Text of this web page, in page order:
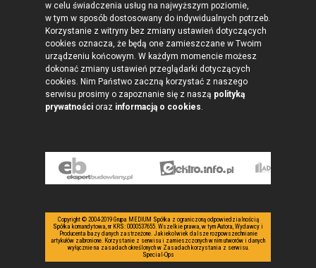
w celu świadczenia usług na najwyższym poziomie,
w tym w sposób dostosowany do indywidualnych potrzeb.
Korzystanie z witryny bez zmiany ustawień dotyczących
cookies oznacza, że będą one zamieszczane w Twoim
urządzeniu końcowym. W każdym momencie możesz
dokonać zmiany ustawień przeglądarki dotyczących
cookies. Nim Państwo zaczną korzystać z naszego
serwisu prosimy o zapoznanie się z naszą polityką
prywatności oraz informacją o cookies.
Copyright © 2004-2019 Grupa MEDIUM Spółka z ograniczoną odpowiedzialnością
Spółka komandytowa, nr KRS: 0000537655. Wszelkie prawa, w tym Autora, Wydawcy i
Producenta bazy danych zastrzeżone. Jakiekolwiek dalsze rozpowszechnianie
artykułów zabronione. Korzystanie z serwisu i zamieszczonych w nim utworów i danych
wyłącznie na zasadach określonych w Zasadach korzystania z serwisu.
Special-Ops